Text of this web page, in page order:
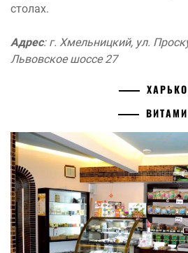
столах.
Адрес: г. Хмельницкий, ул.
Львовское шоссе 27